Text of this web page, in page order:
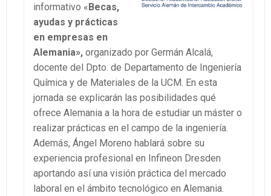
informativo «Becas,
ayudas y prácticas
en empresas en
Alemania», organizado por Germán Alcalá,
docente del Dpto. de Departamento de Ingeniería
Química y de Materiales de la UCM. En esta
jornada se explicarán las posibilidades qué
ofrece Alemania a la hora de estudiar un máster o
realizar prácticas en el campo de la ingeniería.
Además, Ángel Moreno hablará sobre su
experiencia profesional en Infineon Dresden
aportando así una visión práctica del mercado
laboral en el ámbito tecnológico en Alemania.